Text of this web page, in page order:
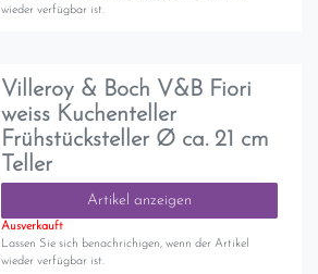
wieder verfügbar ist.
Villeroy & Boch V&B Fiori
weiss Kuchenteller
Frühstücksteller Ø ca. 21 cm
Teller
Artikel anzeigen
Ausverkauft
Lassen Sie sich benachrichigen, wenn der Artikel
wieder verfügbar ist.